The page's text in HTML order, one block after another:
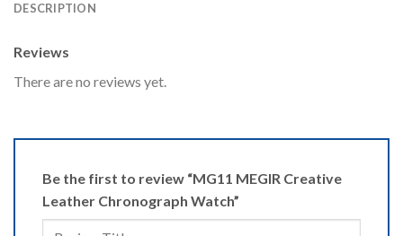
DESCRIPTION
Reviews
There are no reviews yet.
Be the first to review “MG11 MEGIR Creative
Leather Chronograph Watch”